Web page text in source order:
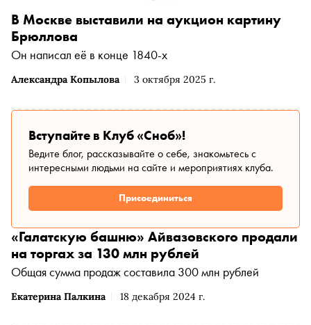
Александра Копылова 3 октября 2025 г.
В Москве выставили на аукцион картину
Брюллова
Он написал её в конце 1840-х
Вступайте в Клуб «Сноб»!
Ведите блог, рассказывайте о себе, знакомьтесь с
интересными людьми на сайте и мероприятиях клуба.
Присоединиться
Екатерина Палкина 18 декабря 2024 г.
«Галатскую башню» Айвазовского продали
на торгах за 130 млн рублей
Общая сумма продаж составила 300 млн рублей